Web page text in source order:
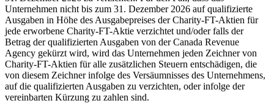
Unternehmen nicht bis zum 31. Dezember 2026 auf qualifizierte
Ausgaben in Höhe des Ausgabepreises der Charity-FT-Aktien für
jede erworbene Charity-FT-Aktie verzichtet und/oder falls der
Betrag der qualifizierten Ausgaben von der Canada Revenue
Agency gekürzt wird, wird das Unternehmen jeden Zeichner von
Charity-FT-Aktien für alle zusätzlichen Steuern entschädigen, die
von diesem Zeichner infolge des Versäumnisses des Unternehmens,
auf die qualifizierten Ausgaben zu verzichten, oder infolge der
vereinbarten Kürzung zu zahlen sind.